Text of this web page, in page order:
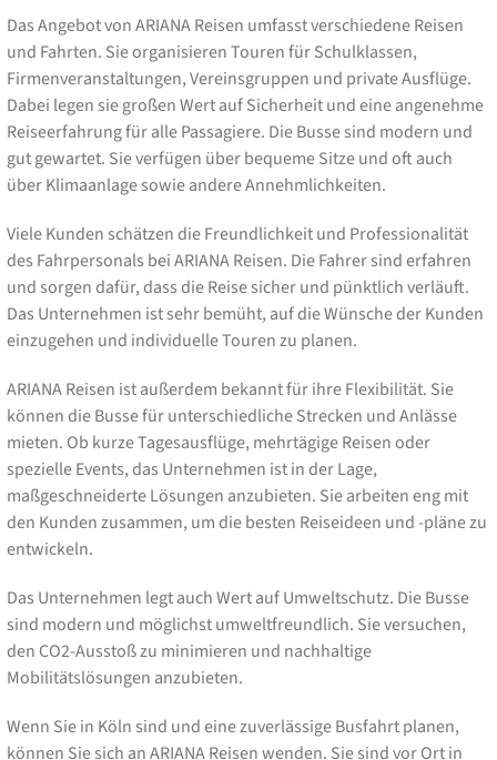
Das Angebot von ARIANA Reisen umfasst verschiedene Reisen
und Fahrten. Sie organisieren Touren für Schulklassen,
Firmenveranstaltungen, Vereinsgruppen und private Ausflüge.
Dabei legen sie großen Wert auf Sicherheit und eine angenehme
Reiseerfahrung für alle Passagiere. Die Busse sind modern und
gut gewartet. Sie verfügen über bequeme Sitze und oft auch
über Klimaanlage sowie andere Annehmlichkeiten.
Viele Kunden schätzen die Freundlichkeit und Professionalität
des Fahrpersonals bei ARIANA Reisen. Die Fahrer sind erfahren
und sorgen dafür, dass die Reise sicher und pünktlich verläuft.
Das Unternehmen ist sehr bemüht, auf die Wünsche der Kunden
einzugehen und individuelle Touren zu planen.
ARIANA Reisen ist außerdem bekannt für ihre Flexibilität. Sie
können die Busse für unterschiedliche Strecken und Anlässe
mieten. Ob kurze Tagesausflüge, mehrtägige Reisen oder
spezielle Events, das Unternehmen ist in der Lage,
maßgeschneiderte Lösungen anzubieten. Sie arbeiten eng mit
den Kunden zusammen, um die besten Reiseideen und -pläne zu
entwickeln.
Das Unternehmen legt auch Wert auf Umweltschutz. Die Busse
sind modern und möglichst umweltfreundlich. Sie versuchen,
den CO2-Ausstoß zu minimieren und nachhaltige
Mobilitätslösungen anzubieten.
Wenn Sie in Köln sind und eine zuverlässige Busfahrt planen,
können Sie sich an ARIANA Reisen wenden. Sie sind vor Ort in